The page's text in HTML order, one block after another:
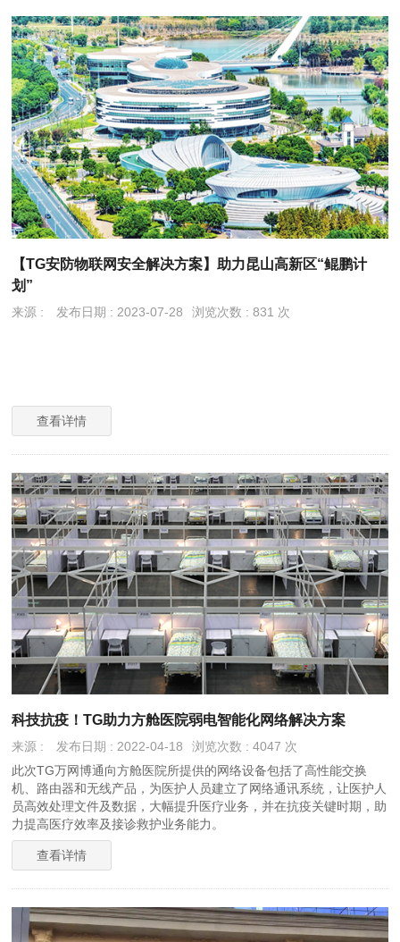
【TG安防物联网安全解决方案】助力昆山高新区“鲲鹏计
划”
来源 : 发布日期 : 2023-07-28 浏览次数 : 831 次
查看详情
科技抗疫！TG助力方舱医院弱电智能化网络解决方案
来源 : 发布日期 : 2022-04-18
浏览次数 : 4047 次
此次TG万网博通向方舱医院所提供的网络设备包括了高性能交换
机、路由器和无线产品，为医护人员建立了网络通讯系统，让医护人
员高效处理文件及数据，大幅提升医疗业务，并在抗疫关键时期，助
力提高医疗效率及接诊救护业务能力。
查看详情